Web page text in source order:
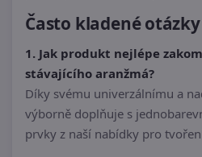
Často kladené otázky
1. Jak produkt nejlépe
stávajícího aranžmá?
Díky svému univerzálnímu a
výborně doplňuje s
prvky z naší nabídky pro